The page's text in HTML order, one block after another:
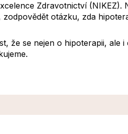
Zdravotnictví
zodpovědět otázku, zda
že se nejen o hipoterapii, ale